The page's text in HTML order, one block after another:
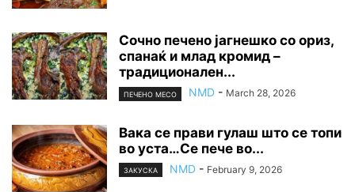
Сочно печено јагнешко со ориз,
спанаќ и млад кромид –
традиционален...
ПЕЧЕНО МЕСО NMD - March 28, 2026
Вака се прави гулаш што се топи
во уста…Се пече во...
ЗАКУСКА NMD - February 9, 2026